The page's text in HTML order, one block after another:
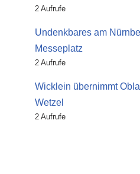
2 Aufrufe
Undenkbares am
Messeplatz
2 Aufrufe
Wicklein übernimmt
Wetzel
2 Aufrufe